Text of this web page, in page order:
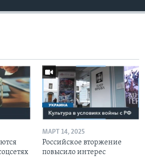
МАРТ 14, 2025
Российское вторжение
повысило интерес